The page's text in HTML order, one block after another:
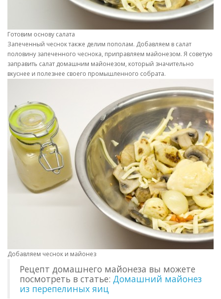
Готовим основу салата
Запеченный чеснок также делим пополам. Добавляем в салат
половину запеченного чеснока, приправляем майонезом. Я советую
заправить салат домашним майонезом, который значительно
вкуснее и полезнее своего промышленного собрата.
Добавляем чеснок и майонез
Рецепт домашнего майонеза вы можете
посмотреть в статье: Домашний майонез
из перепелиных яиц